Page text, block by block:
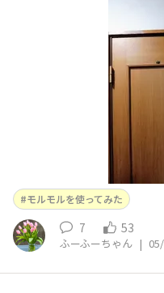
さんのモルモルの投稿み
😁倉庫に探しに行きまし
プ！今諦めたらまた放っ
モルモルを使ってみた
7 53
ふーふーちゃん |